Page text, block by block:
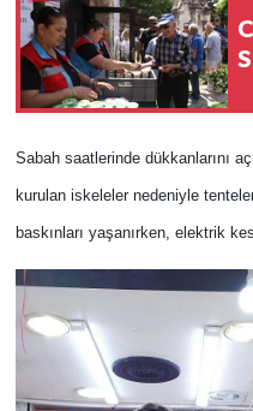
Sabah saatlerinde dükkanlarını
kurulan iskeleler nedeniyle
baskınları yaşanırken, elektrik